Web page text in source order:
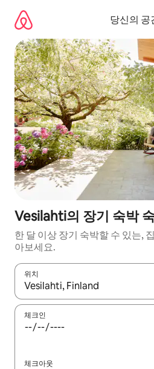
당신의 공
Vesilahti의 장기 숙박
한 달 이상 장기 숙박할 수 있는,
아보세요.
위치
결과가 나오면 위·아래 화살표 키
체크인
체크아웃